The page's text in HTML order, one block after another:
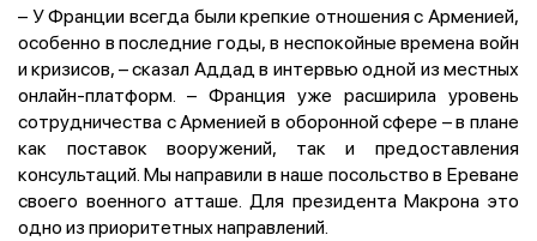
– У Франции всегда были крепкие отношения с Арменией,
особенно в последние годы, в неспокойные времена войн
и кризисов, – сказал Аддад в интервью одной из местных
онлайн-платформ. – Франция уже расширила уровень
сотрудничества с Арменией в оборонной сфере – в плане
как поставок вооружений, так и предоставления
консультаций. Мы направили в наше посольство в Ереване
своего военного атташе. Для президента Макрона это
одно из приоритетных направлений.